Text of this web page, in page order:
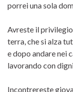
porrei una sola
Avreste il
terra, che si alza
e dopo andare nei
lavorando con
Incontrereste